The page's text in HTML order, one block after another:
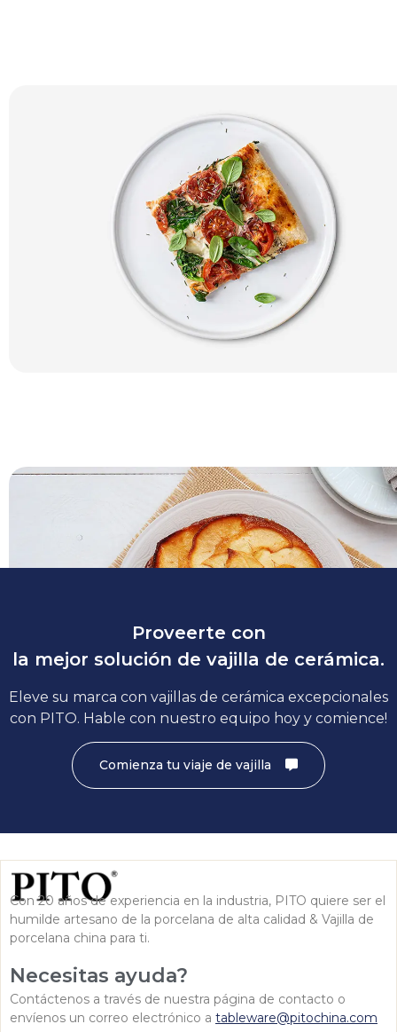
Platos para servir pizza
Fuentes planas y enormes son exactamente lo que
servir pizzas y tortitas..
Platos para servir pasteles
Los platos para servir también se pueden utilizar como
servir pasteles., por lo tanto, se ve más en entornos
Proveerte con
la mejor solución de vajilla de cerámica.
Eleve su marca con vajillas de cerámica excepcionales
con PITO. Hable con nuestro equipo hoy y comience!
Comienza tu viaje de vajilla
Con 20 años de experiencia en la industria, PITO quiere ser el
humilde artesano de la porcelana de alta calidad & Vajilla de
porcelana china para ti.
Necesitas ayuda?
Contáctenos a través de nuestra página de contacto o
envíenos un correo electrónico a tableware@pitochina.com